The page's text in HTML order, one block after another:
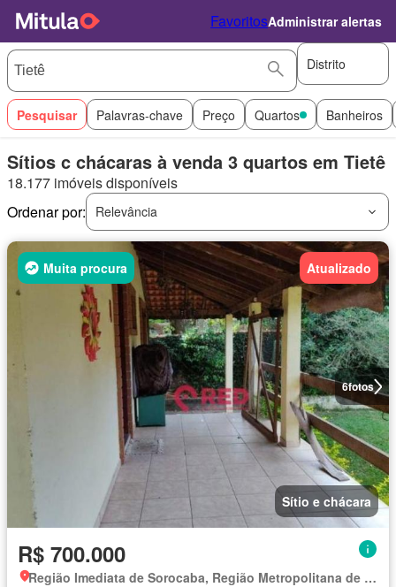
FavoritosAdministrar alertas
Distrito
Pesquisar Palavras-chave Preço Quartos Banheiros
Sítios c chácaras à venda 3 quartos em Tietê
18.177 imóveis disponíveis
Ordenar por:
Relevância
6fotos
Muita procura Atualizado
Sítio e chácara
R$ 700.000
Região Imediata de Sorocaba, Região Metropolitana de Sorocaba